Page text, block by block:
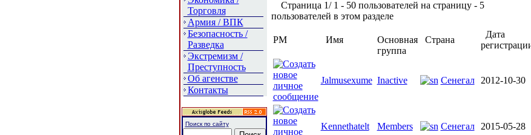
Торговля
Армия / ВПК
Безопасность /
Разведка
Экстремизм /
Преступность
Об агенстве
Контакты
Поиск по сайту
Страница 1/ 1 - 50 пользователей на страницу - 5
пользователей в этом разделе
PM Имя
Основная
группа
Страна
Дата
Jalmusexume Inactive Сенегал 2012-10-30
Kennethatelt Members Сенегал 2015-05-28